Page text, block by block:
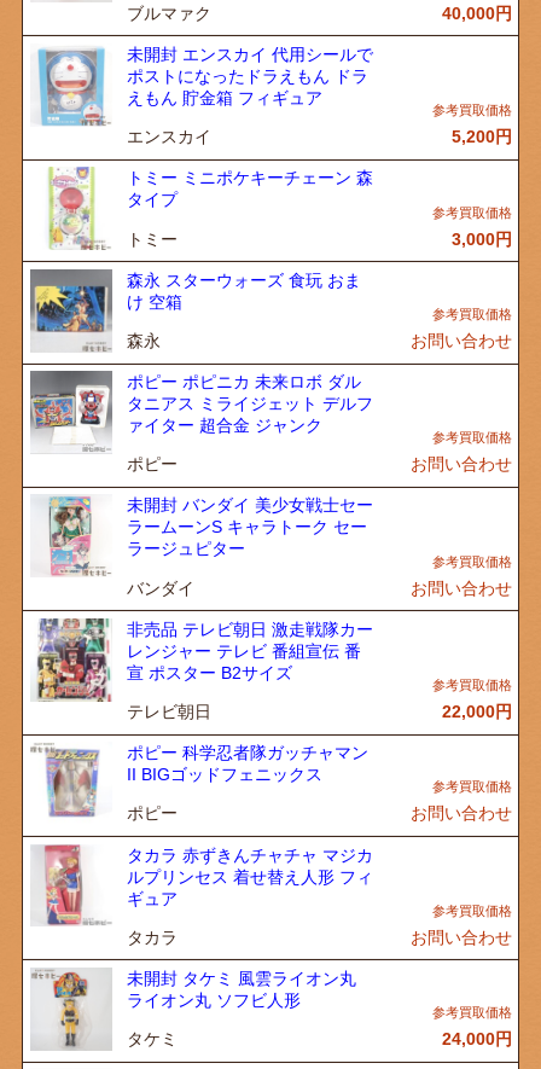
ブルマァク 40,000円
未開封 エンスカイ 代用シールで
ポストになったドラえもん ドラ
えもん 貯金箱 フィギュア
エンスカイ 5,200円
トミー ミニポケキーチェーン 森
タイプ
トミー 3,000円
森永 スターウォーズ 食玩 おま
け 空箱
森永 お問い合わせ
ポピー ポピニカ 未来ロボ ダル
タニアス ミライジェット デルフ
ァイター 超合金 ジャンク
ポピー お問い合わせ
未開封 バンダイ 美少女戦士セー
ラームーンS キャラトーク セー
ラージュピター
バンダイ お問い合わせ
非売品 テレビ朝日 激走戦隊カー
レンジャー テレビ 番組宣伝 番
宣 ポスター B2サイズ
テレビ朝日 22,000円
ポピー 科学忍者隊ガッチャマン
II BIGゴッドフェニックス
ポピー お問い合わせ
タカラ 赤ずきんチャチャ マジカ
ルプリンセス 着せ替え人形 フィ
ギュア
タカラ お問い合わせ
未開封 タケミ 風雲ライオン丸
ライオン丸 ソフビ人形
タケミ 24,000円